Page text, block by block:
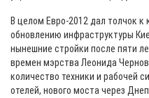
В целом Евро-2012 дал толчок
обновлению инфраструктуры
нынешние стройки после пяти
времен мэрства Леонида
количество техники и рабочей
отелей, нового моста через